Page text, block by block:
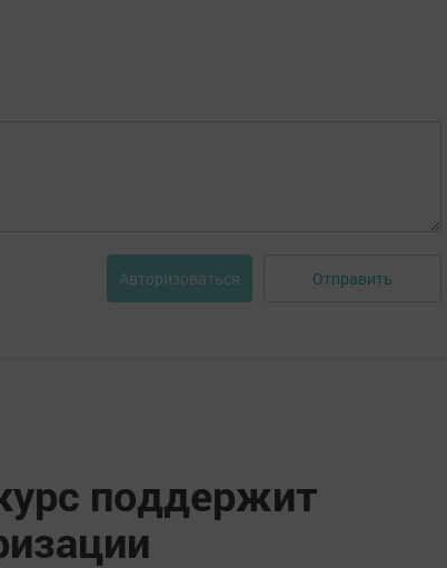
Авторизоваться Отправить
поддержит